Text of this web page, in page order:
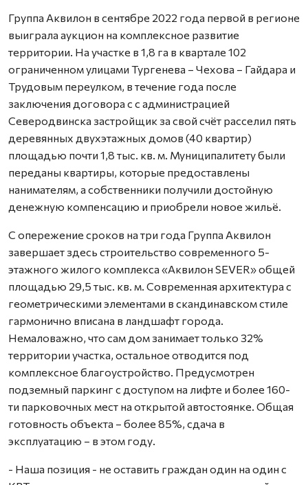
Группа Аквилон в сентябре 2022 года первой в регионе
выиграла аукцион на комплексное развитие
территории. На участке в 1,8 га в квартале 102
ограниченном улицами Тургенева – Чехова – Гайдара и
Трудовым переулком, в течение года после
заключения договора с с администрацией
Северодвинска застройщик за свой счёт расселил пять
деревянных двухэтажных домов (40 квартир)
площадью почти 1,8 тыс. кв. м. Муниципалитету были
переданы квартиры, которые предоставлены
нанимателям, а собственники получили достойную
денежную компенсацию и приобрели новое жильё.
С опережение сроков на три года Группа Аквилон
завершает здесь строительство современного 5-
этажного жилого комплекса «Аквилон SEVER» общей
площадью 29,5 тыс. кв. м. Современная архитектура с
геометрическими элементами в скандинавском стиле
гармонично вписана в ландшафт города.
Немаловажно, что сам дом занимает только 32%
территории участка, остальное отводится под
комплексное благоустройство. Предусмотрен
подземный паркинг с доступом на лифте и более 160-
ти парковочных мест на открытой автостоянке. Общая
готовность объекта – более 85%, сдача в
эксплуатацию – в этом году.
- Наша позиция - не оставить граждан один на один с